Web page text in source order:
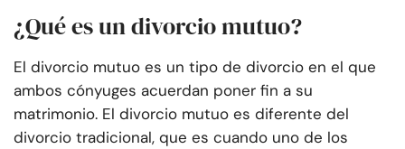
¿Qué es un divorcio mutuo?
El divorcio mutuo es un tipo de divorcio en el que
ambos cónyuges acuerdan poner fin a su
matrimonio. El divorcio mutuo es diferente del
divorcio tradicional, que es cuando uno de los